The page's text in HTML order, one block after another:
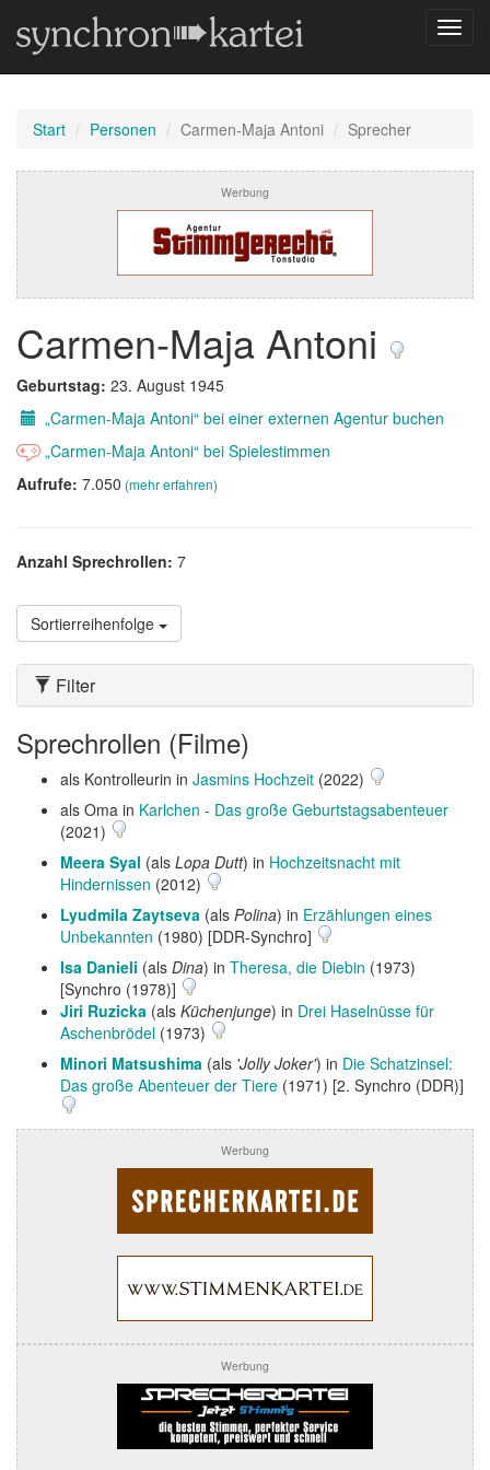
Start Personen Carmen-Maja Antoni Sprecher
Werbung
Carmen-Maja Antoni
Geburtstag: 23. August 1945
„Carmen-Maja Antoni“ bei einer externen Agentur buchen
„Carmen-Maja Antoni“ bei Spielestimmen
Aufrufe: 7.050 (mehr erfahren)
Anzahl Sprechrollen: 7
Sortierreihenfolge
Filter
Sprechrollen (Filme)
als Kontrolleurin in Jasmins Hochzeit (2022)
als Oma in Karlchen - Das große Geburtstagsabenteuer
(2021)
Meera Syal (als Lopa Dutt) in Hochzeitsnacht mit
Hindernissen (2012)
Lyudmila Zaytseva (als Polina) in Erzählungen eines
Unbekannten (1980) [DDR-Synchro]
Isa Danieli (als Dina) in Theresa, die Diebin (1973)
[Synchro (1978)]
Jiri Ruzicka (als Küchenjunge) in Drei Haselnüsse für
Aschenbrödel (1973)
Minori Matsushima (als 'Jolly Joker') in Die Schatzinsel:
Das große Abenteuer der Tiere (1971) [2. Synchro (DDR)]
Werbung
Werbung